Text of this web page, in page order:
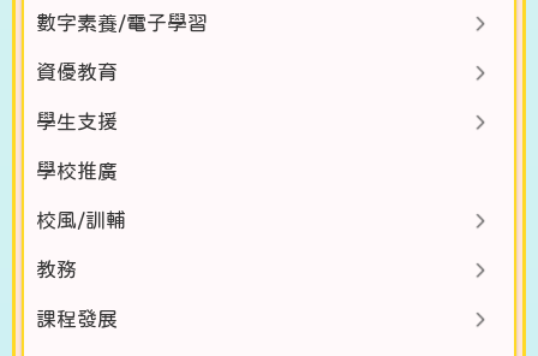
數字素養/電子學習
資優教育
學生支援
學校推廣
校風/訓輔
教務
課程發展